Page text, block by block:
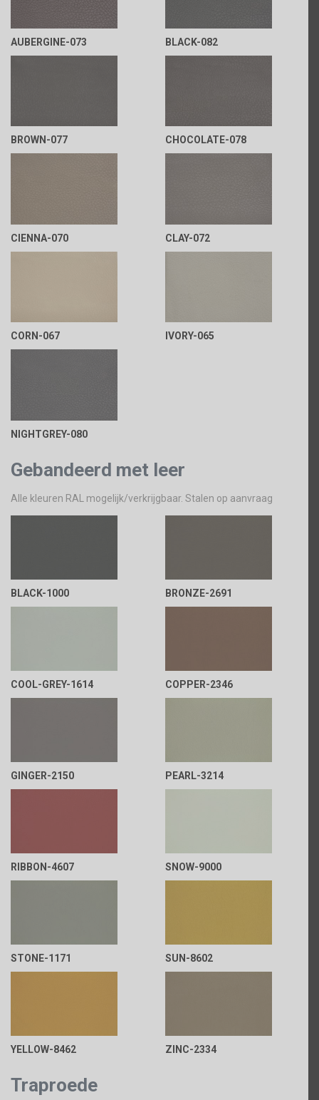
AUBERGINE-073 BLACK-082
BROWN-077 CHOCOLATE-078
CIENNA-070 CLAY-072
CORN-067 IVORY-065
NIGHTGREY-080
Gebandeerd met leer
Alle kleuren RAL mogelijk/verkrijgbaar. Stalen op aanvraag
BLACK-1000 BRONZE-2691
COOL-GREY-1614 COPPER-2346
GINGER-2150 PEARL-3214
RIBBON-4607 SNOW-9000
STONE-1171 SUN-8602
YELLOW-8462 ZINC-2334
Traproede